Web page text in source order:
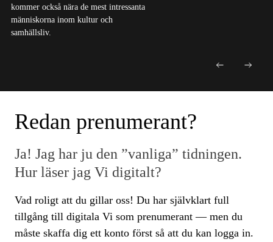
kommer också nära de mest intressanta
människorna inom kultur och
samhällsliv.
Redan prenumerant?
Ja! Jag har ju den ”vanliga” tidningen.
Hur läser jag Vi digitalt?
Vad roligt att du gillar oss! Du har självklart full
tillgång till digitala Vi som prenumerant — men du
måste skaffa dig ett konto först så att du kan logga in.